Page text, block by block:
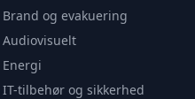
Brand og evakuering
Audiovisuelt
Energi
IT-tilbehør og sikkerhed